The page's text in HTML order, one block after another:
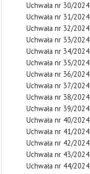
Uchwała nr 30/2024
Uchwała nr 31/2024
Uchwała nr 32/2024
Uchwała nr 33/2024
Uchwała nr 34/2024
Uchwała nr 35/2024
Uchwała nr 36/2024
Uchwała nr 37/2024
Uchwała nr 38/2024
Uchwała nr 39/2024
Uchwała nr 40/2024
Uchwała nr 41/2024
Uchwała nr 42/2024
Uchwała nr 43/2024
Uchwała nr 44/2024